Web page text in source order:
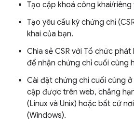
Tạo cặp khoá công khai/riêng
Tạo yêu cầu ký chứng chỉ
khai của bạn.
Chia sẻ CSR với Tổ chức
để nhận chứng chỉ cuối cùng
Cài đặt chứng chỉ cuối cùng
cập được trên web, chẳng
(Linux và Unix) hoặc bất cứ
(Windows).